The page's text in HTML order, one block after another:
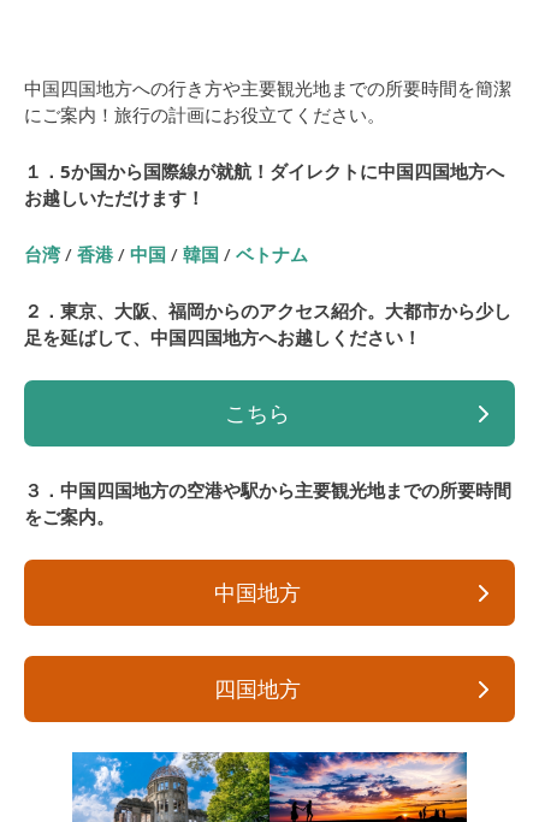
中国四国地方への行き方や主要観光地までの所要時間を簡潔
にご案内！旅行の計画にお役立てください。
１．5か国から国際線が就航！ダイレクトに中国四国地方へ
お越しいただけます！
台湾 / 香港/ 中国 / 韓国 / ベトナム
２．東京、大阪、福岡からのアクセス紹介。大都市から少し
足を延ばして、中国四国地方へお越しください！
こちら
３．中国四国地方の空港や駅から主要観光地までの所要時間
をご案内。
中国地方
四国地方